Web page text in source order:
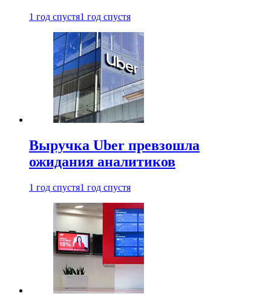
1 год спустя1 год спустя
Выручка Uber превзошла
ожидания аналитиков
1 год спустя1 год спустя